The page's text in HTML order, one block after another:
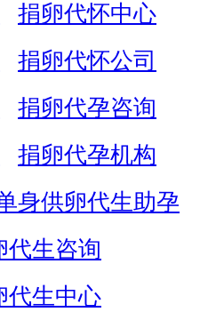
捐卵代怀中心
捐卵代怀公司
捐卵代孕咨询
捐卵代孕机构
身供卵代生助孕
代生咨询
代生中心